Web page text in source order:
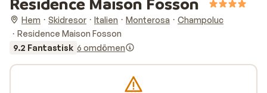
Hem Skidresor Italien Monterosa
Champoluc
Residence Maison Fosson
9.2 Fantastisk 6 omdömen